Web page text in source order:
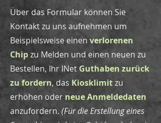
Über das Formular können Sie
Kontakt zu uns aufnehmen um
Beispielsweise einen verlorenen
Chipzu Melden und einen neuen zu
Bestellen, Ihr INet Guthaben zurück
zu fordern, das Kiosklimitzu
erhöhen oder neue Anmeldedaten
anzufordern. (Für die Erstellung eines